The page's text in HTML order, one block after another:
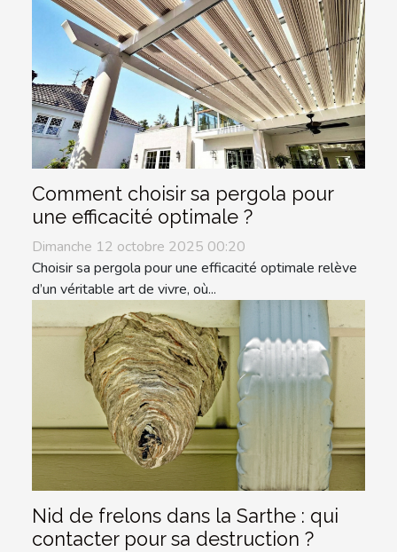
Comment choisir sa pergola pour
une efficacité optimale ?
Dimanche 12 octobre 2025 00:20
Choisir sa pergola pour une efficacité optimale relève
d’un véritable art de vivre, où...
Nid de frelons dans la Sarthe : qui
contacter pour sa destruction ?